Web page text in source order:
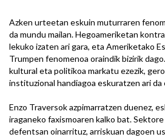
Azken urteetan eskuin muturraren
da mundu mailan. Hegoameriketan
lekuko izaten ari gara, eta Ameriketako
Trumpen fenomenoa oraindik bizirik
kultural eta politikoa markatu ezezik,
instituzional handiagoa eskuratzen ari
Enzo Traversok azpimarratzen duenez,
iraganeko faxismoaren kalko bat.
defentsan oinarrituz, arriskuan dagoen